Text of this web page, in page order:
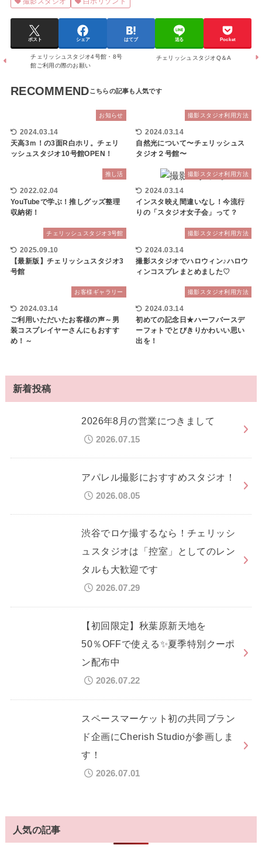
ポスト シェア はてブ 送る Pocket
チェリッシュスタジオ4号館・8号
館ご利用の際のお願い
チェリッシュスタジオQ＆A
RECOMMEND
お知らせ
2024.03.14
天高3ｍ！の3面R白ホリ。チェリ
ッシュスタジオ10号館OPEN！
撮影スタジオ利用方法
2024.03.14
自然光について〜チェリッシュス
タジオ２号館〜
推し活
2022.02.04
YouTubeで学ぶ！推しグッズ整理
収納術！
撮影スタジオ利用方法
2024.03.14
インスタ映え間違いなし！今流行
りの「スタジオ女子会」って？
チェリッシュスタジオ3号館
2025.09.10
【最新版】チェリッシュスタジオ3
号館
撮影スタジオ利用方法
2024.03.14
撮影スタジオでハロウィン♪ハロウ
ィンコスプレまとめました♡
お客様ギャラリー
2024.03.14
ご利用いただいたお客様の声～男
装コスプレイヤーさんにもおすす
め！～
撮影スタジオ利用方法
2024.03.14
初めての記念日★ハーフバースデ
ーフォトでとびきりかわいい思い
出を！
新着投稿
2026年8月の営業につきまして
2026.07.15
アパレル撮影におすすめスタジオ！
2026.08.05
渋谷でロケ撮するなら！チェリッシ
ュスタジオは「控室」としてのレン
タルも大歓迎です
2026.07.29
【初回限定】秋葉原新天地を
50％OFFで使える✨夏季特別クーポ
ン配布中
2026.07.22
スペースマーケット初の共同ブラン
ド企画にCherish Studioが参画しま
す！
2026.07.01
人気の記事